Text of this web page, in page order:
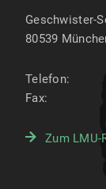
Geschwister-
80539
Telefon:
Fax:
Zum LMU-